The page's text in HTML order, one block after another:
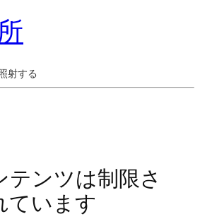
射する
テンツは制限さ
ています